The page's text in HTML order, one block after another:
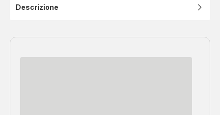
Descrizione